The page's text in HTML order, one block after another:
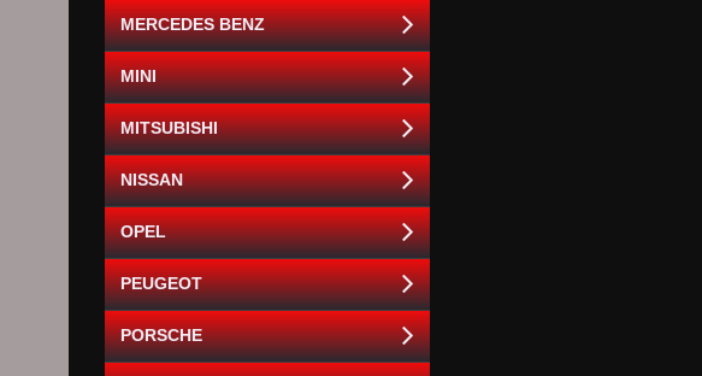
MERCEDES BENZ
MINI
MITSUBISHI
NISSAN
OPEL
PEUGEOT
PORSCHE